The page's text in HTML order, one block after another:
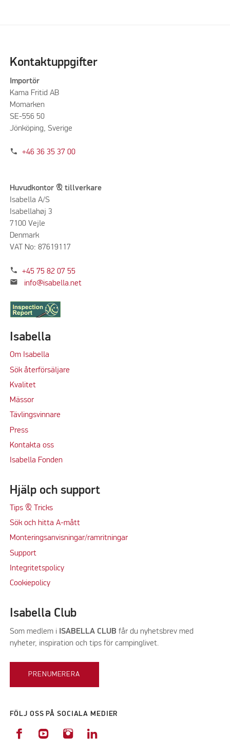
Kontaktuppgifter
Importör
Kama Fritid AB
Momarken
SE-556 50
Jönköping, Sverige
phone +46 36 35 37 00
Huvudkontor & tillverkare
Isabella A/S
Isabellahøj 3
7100 Vejle
Denmark
VAT No: 87619117
phone +45 75 82 07 55
mail info@isabella.net
Isabella
Om Isabella
Sök återförsäljare
Kvalitet
Mässor
Tävlingsvinnare
Press
Kontakta oss
Isabella Fonden
Hjälp och support
Tips & Tricks
Sök och hitta A-mått
Monteringsanvisningar/ramritningar
Support
Integritetspolicy
Cookiepolicy
Isabella Club
Som medlem i ISABELLA CLUB får du nyhetsbrev med
nyheter, inspiration och tips för campinglivet.
PRENUMERERA
FÖLJ OSS PÅ SOCIALA MEDIER